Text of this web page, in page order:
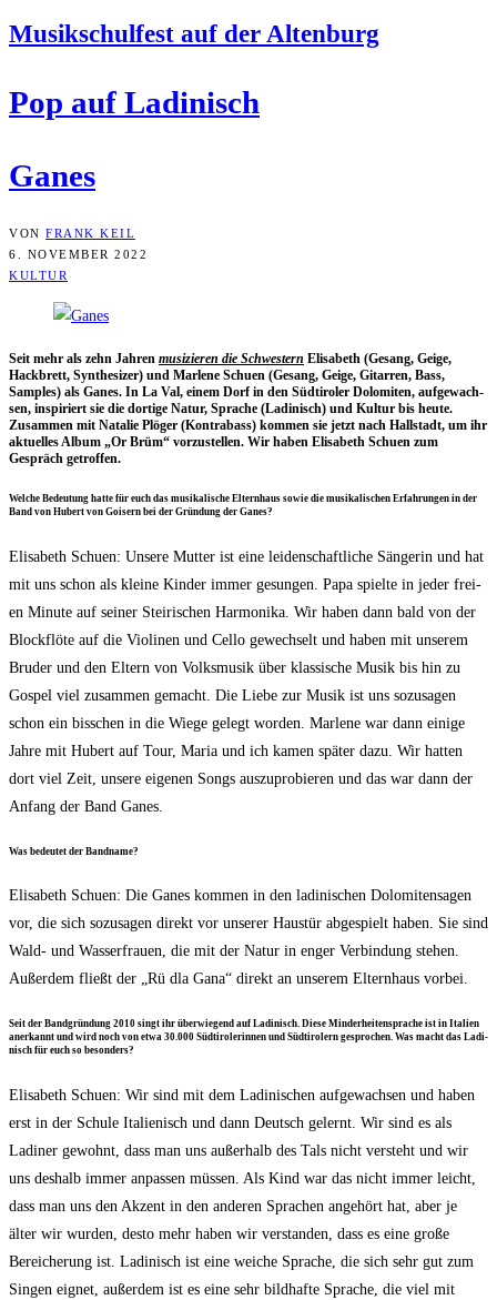
Musik­schul­fest auf der Altenburg
Pop auf Ladinisch
Ganes
VON FRANK KEIL
6. NOVEMBER 2022
KULTUR
Seit mehr als zehn Jah­ren musi­zie­ren die Schwes­tern Eli­sa­beth (Gesang, Gei­ge,
Hack­brett, Syn­the­si­zer) und Mar­le­ne Schuen (Gesang, Gei­ge, Gitar­ren, Bass,
Samples) als Ganes. In La Val, einem Dorf in den Süd­ti­ro­ler Dolo­mi­ten, auf­ge­wach­
sen, inspi­riert sie die dor­ti­ge Natur, Spra­che (Ladi­nisch) und Kul­tur bis heu­te.
Zusam­men mit Nata­lie Plö­ger (Kon­tra­bass) kom­men sie jetzt nach Hall­stadt, um ihr
aktu­el­les Album „Or Brüm“ vor­zu­stel­len. Wir haben Eli­sa­beth Schuen zum
Gespräch getroffen.
Wel­che Bedeu­tung hat­te für euch das musi­ka­li­sche Eltern­haus sowie die musi­ka­li­schen Erfah­run­gen in der
Band von Hubert von Goi­sern bei der Grün­dung der Ganes?
Eli­sa­beth Schuen: Unse­re Mut­ter ist eine lei­den­schaft­li­che Sän­ge­rin und hat
mit uns schon als klei­ne Kin­der immer gesun­gen. Papa spiel­te in jeder frei­
en Minu­te auf sei­ner Stei­ri­schen Har­mo­ni­ka. Wir haben dann bald von der
Block­flö­te auf die Vio­li­nen und Cel­lo gewech­selt und haben mit unse­rem
Bru­der und den Eltern von Volks­mu­sik über klas­si­sche Musik bis hin zu
Gos­pel viel zusam­men gemacht. Die Lie­be zur Musik ist uns sozu­sa­gen
schon ein biss­chen in die Wie­ge gelegt wor­den. Mar­le­ne war dann eini­ge
Jah­re mit Hubert auf Tour, Maria und ich kamen spä­ter dazu. Wir hat­ten
dort viel Zeit, unse­re eige­nen Songs aus­zu­pro­bie­ren und das war dann der
Anfang der Band Ganes.
Was bedeu­tet der Bandname?
Eli­sa­beth Schuen: Die Ganes kom­men in den ladi­ni­schen Dolo­mi­ten­sa­gen
vor, die sich sozu­sa­gen direkt vor unse­rer Haus­tür abge­spielt haben. Sie sind
Wald- und Was­ser­frau­en, die mit der Natur in enger Ver­bin­dung ste­hen.
Außer­dem fließt der „Rü dla Gana“ direkt an unse­rem Eltern­haus vorbei.
Seit der Band­grün­dung 2010 singt ihr über­wie­gend auf Ladi­nisch. Die­se Min­der­hei­ten­spra­che ist in Ita­li­en
aner­kannt und wird noch von etwa 30.000 Süd­ti­ro­le­rin­nen und Süd­ti­ro­lern gespro­chen. Was macht das Ladi­
nisch für euch so besonders?
Eli­sa­beth Schuen: Wir sind mit dem Ladi­ni­schen auf­ge­wach­sen und haben
erst in der Schu­le Ita­lie­nisch und dann Deutsch gelernt. Wir sind es als
Ladi­ner gewohnt, dass man uns außer­halb des Tals nicht ver­steht und wir
uns des­halb immer anpas­sen müs­sen. Als Kind war das nicht immer leicht,
dass man uns den Akzent in den ande­ren Spra­chen ange­hört hat, aber je
älter wir wur­den, des­to mehr haben wir ver­stan­den, dass es eine gro­ße
Berei­che­rung ist. Ladi­nisch ist eine wei­che Spra­che, die sich sehr gut zum
Sin­gen eig­net, außer­dem ist es eine sehr bild­haf­te Spra­che, die viel mit